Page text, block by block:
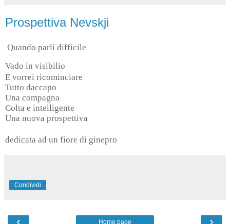
Prospettiva Nevskji
Quando parli difficile
Vado in visibilio
E vorrei ricominciare
Tutto daccapo
Una compagna
Colta e intelligente
Una nuova prospettiva
dedicata ad un fiore di ginepro
Condividi
Home page